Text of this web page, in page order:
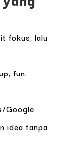
fokus, lalu
fun.
Google
idea tanpa